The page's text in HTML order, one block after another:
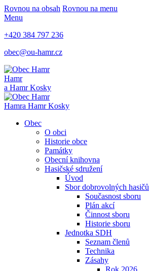
Rovnou na obsah Rovnou na menu
Menu
+420 384 797 236
obec@ou-hamr.cz
Hamr
a Hamr Kosky
Hamra Hamr Kosky
Obec
O obci
Historie obce
Památky
Obecní knihovna
Hasičské sdružení
Úvod
Sbor dobrovolných hasičů
Současnost sboru
Plán akcí
Činnost sboru
Historie sboru
Jednotka SDH
Seznam členů
Technika
Zásahy
Rok 2026